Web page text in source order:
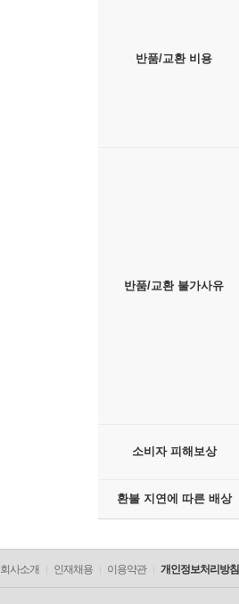
반품/교환 비용
반품/교환 불가사유
소비자 피해보상
환불 지연에 따른 배상
회사소개 인재채용 이용약관 개인정보처리방침